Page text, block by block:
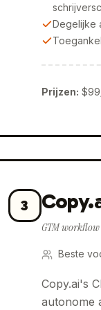
Degelijke
Prijzen:
3
GTM
Beste
Copy.ai's
autonome